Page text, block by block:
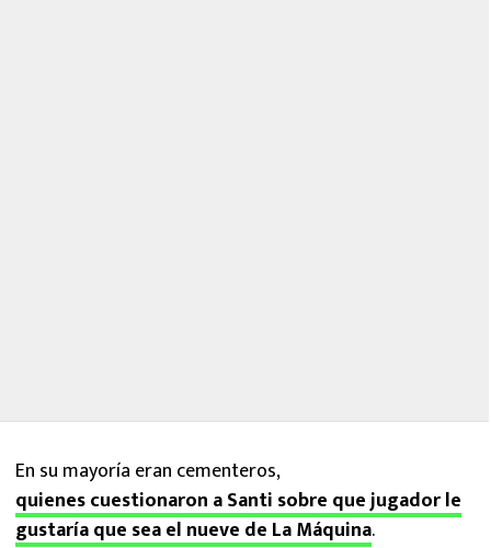
En su mayoría eran cementeros,
quienes cuestionaron a Santi sobre que jugador le
gustaría que sea el nueve de La Máquina.